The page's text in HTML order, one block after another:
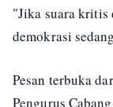
"Jika suara kritis
demokrasi
Pesan terbuka
Pengurus